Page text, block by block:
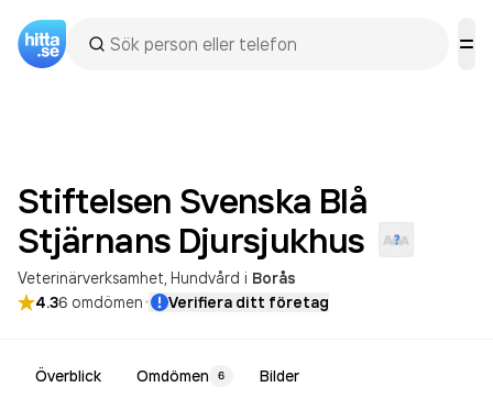
Stiftelsen Svenska Blå
Stjärnans Djursjukhus
Veterinärverksamhet Hundvård i Borås
4.36 omdömen· Verifiera ditt företag
Överblick Omdömen 6 Bilder